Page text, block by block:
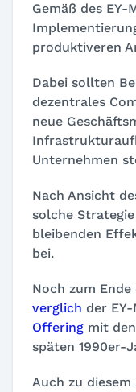
Gemäß des EY-
produktiveren
Dabei sollten
dezentrales
neue
Unternehmen
Nach Ansicht
solche
bleibenden
bei.
Noch zum
verglich der
Offering mit
späten 1990er-
Auch zu